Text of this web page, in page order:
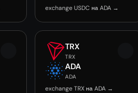
exchange USDC на ADA →
TRX
TRX
ADA
ADA
exchange TRX на ADA →